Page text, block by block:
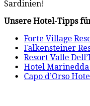
Sardinien!
Unsere Hotel-Tipps
Forte Village
Falkensteiner
Resort Valle
Hotel Marinedda
Capo d’Orso